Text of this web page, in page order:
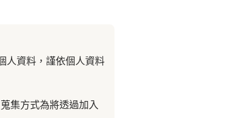
人資料，謹依個人資料
集方式為將透過加入